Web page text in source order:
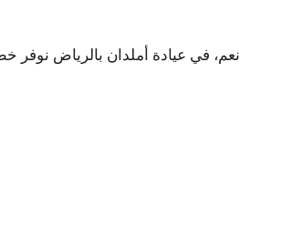
نعم، في عيادة أملدان بالرياض